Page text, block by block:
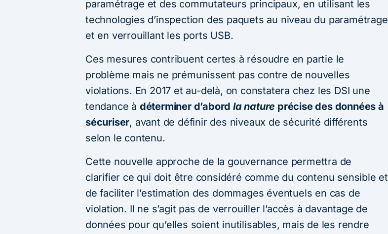
paramétrage et des commutateurs principaux, en utilisant les
technologies d’inspection des paquets au niveau du paramétrage
et en verrouillant les ports USB.
Ces mesures contribuent certes à résoudre en partie le
problème mais ne prémunissent pas contre de nouvelles
violations. En 2017 et au-delà, on constatera chez les DSI une
tendance à déterminer d’abordla nature précise des données à
sécuriser, avant de définir des niveaux de sécurité différents
selon le contenu.
Cette nouvelle approche de la gouvernance permettra de
clarifier ce qui doit être considéré comme du contenu sensible et
de faciliter l’estimation des dommages éventuels en cas de
violation. Il ne s’agit pas de verrouiller l’accès à davantage de
données pour qu’elles soient inutilisables, mais de les rendre